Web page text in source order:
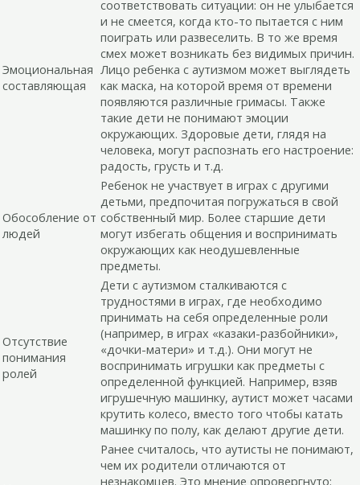
Эмоциональная
составляющая
соответствовать ситуации: он не улыбается
и не смеется, когда кто-то пытается с ним
поиграть или развеселить. В то же время
смех может возникать без видимых причин.
Лицо ребенка с аутизмом может выглядеть
как маска, на которой время от времени
появляются различные гримасы. Также
такие дети не понимают эмоции
окружающих. Здоровые дети, глядя на
человека, могут распознать его настроение:
радость, грусть и т.д.
Обособление от
людей
Ребенок не участвует в играх с другими
детьми, предпочитая погружаться в свой
собственный мир. Более старшие дети
могут избегать общения и воспринимать
окружающих как неодушевленные
предметы.
Отсутствие
понимания
ролей
Дети с аутизмом сталкиваются с
трудностями в играх, где необходимо
принимать на себя определенные роли
(например, в играх «казаки-разбойники»,
«дочки-матери» и т.д.). Они могут не
воспринимать игрушки как предметы с
определенной функцией. Например, взяв
игрушечную машинку, аутист может часами
крутить колесо, вместо того чтобы катать
машинку по полу, как делают другие дети.
Ранее считалось, что аутисты не понимают,
чем их родители отличаются от
незнакомцев. Это мнение опровергнуто: